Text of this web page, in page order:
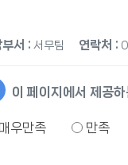
부서 : 서무팀 연락처 :
이 페이지에서 제공
우만족 만족